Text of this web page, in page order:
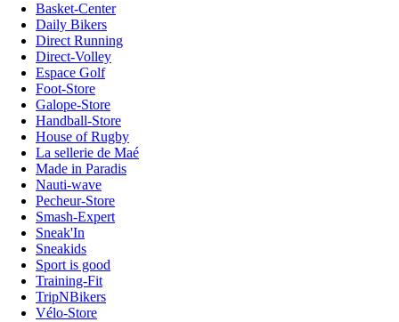
Basket-Center
Daily Bikers
Direct Running
Direct-Volley
Espace Golf
Foot-Store
Galope-Store
Handball-Store
House of Rugby
La sellerie de Maé
Made in Paradis
Nauti-wave
Pecheur-Store
Smash-Expert
Sneak'In
Sneakids
Sport is good
Training-Fit
TripNBikers
Vélo-Store